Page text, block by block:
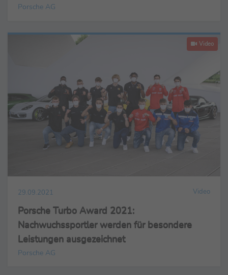
Porsche AG
Video
29.09.2021 Video
Porsche Turbo Award 2021:
Nachwuchssportler werden für besondere
Leistungen ausgezeichnet
Porsche AG